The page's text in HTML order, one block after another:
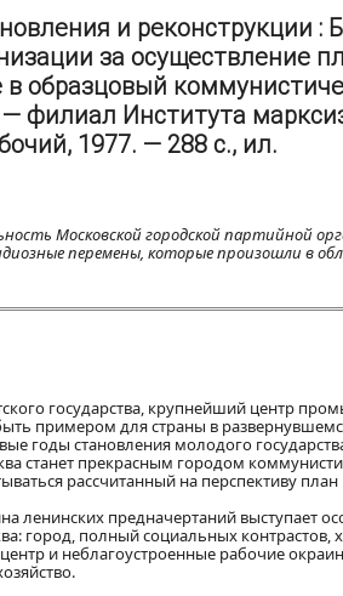
и реконструкции :
за осуществление
образцовый
филиал Института
1977. — 288 с., ил.
Московской городской партийной
перемены, которые произошли в
государства, крупнейший центр
примером для страны в
годы становления молодого
станет прекрасным городом
рассчитанный на перспективу
ленинских предначертаний выступает
город, полный социальных контрастов,
и неблагоустроенные рабочие